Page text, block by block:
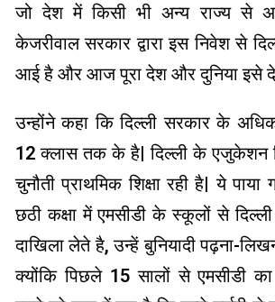
जो देश में किसी भी अन्य राज्य से
केजरीवाल सरकार द्वारा इस निवेश से
आई है और आज पूरा देश और दुनिया इसे
उन्होंने कहा कि दिल्ली सरकार के
12 क्लास तक के है| दिल्ली के एजुकेशन
चुनौती प्राथमिक शिक्षा रही है| ये
छठी कक्षा में एमसीडी के स्कूलों से
दाखिला लेते है, उन्हें बुनियादी पढ़ना-
क्योंकि पिछले 15 सालों से एमसीडी